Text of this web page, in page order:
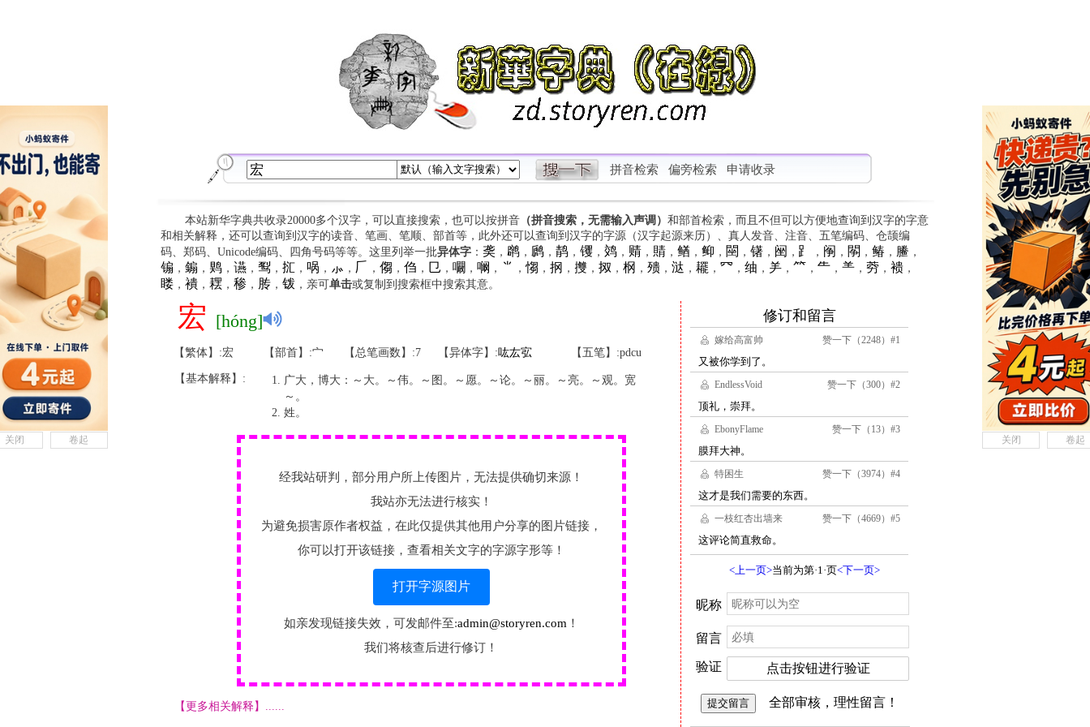
拼音检索 偏旁检索 申请收录
本站新华字典共收录20000多个汉字，可以直接搜索，也可以按拼音（拼音搜索，无需输入声调） 和部首检索，而且不但可以方便地查询到汉字的字意
和相关解释，还可以查询到汉字的读音、笔画、笔顺、部首等，此外还可以查询到汉字的字源（汉字起源来历）、真人发音、注音、五笔编码、仓颉编
码、郑码、Unicode编码、四角号码等等。这里列举一批异体字： 䶮 ， 䴙， 䴘， 䴖， 䦆， 䴔， 䞍， 䝼， 䲡 ， 䲟 ， 䦟 ， 䦃， 䦷 ， ⻊ ， 䦶 ， 䦛 ， 䲠 ， 䲢 ，
䦂 ， 䥇 ， 䴗， 䜩， 䴕， 㧟 ， 㖞 ， ⺗ ， 𠂆 ， 㑳 ， 㑇 ， 㔾 ， 㘚 ， 㘎 ， ⺌ ， 㥮 ， 㧏 ， 㩳， 㧐 ， 㭎 ， 㱮， 㳠 ， 䎱 ， ⺳ ， 䌷 ， ⺶， ⺮ ， ⺧， ⺷， 䓖， 䙌，
䁖， 䙡， 䎬 ， 䅟， 䏝， 䥽，亲可单击或复制到搜索框中搜索其意。
宏 [hóng]
【繁体】:宏 【部首】:宀 【总笔画数】:7 【异体字】:吰厷宖 【五笔】:pdcu
【基本解释】:
广大，博大：～大。～伟。～图。～愿。～论。～丽。～亮。～观。宽
～。
姓。
经我站研判，部分用户所上传图片，无法提供确切来源！
我站亦无法进行核实！
为避免损害原作者权益，在此仅提供其他用户分享的图片链接，
你可以打开该链接，查看相关文字的字源字形等！
打开字源图片
如亲发现链接失效，可发邮件至:admin@storyren.com ！
我们将核查后进行修订！
【更多相关解释】......
关闭 卷起 关闭 卷起